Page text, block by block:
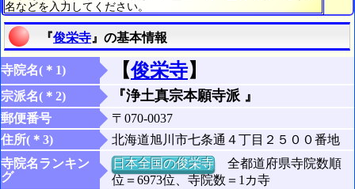
名などを入力してください。
『俊栄寺 』の基本情報
寺院名(＊1) 【俊栄寺】
宗派名(＊2) 『浄土真宗本願寺派 』
郵便番号
〒070-0037
住所(＊3)
北海道旭川市七条通４丁目２５００番地
寺院名ランキン
グ
日本全国の俊栄寺全都道府県寺院数順
位＝6973位、寺院数＝1カ寺